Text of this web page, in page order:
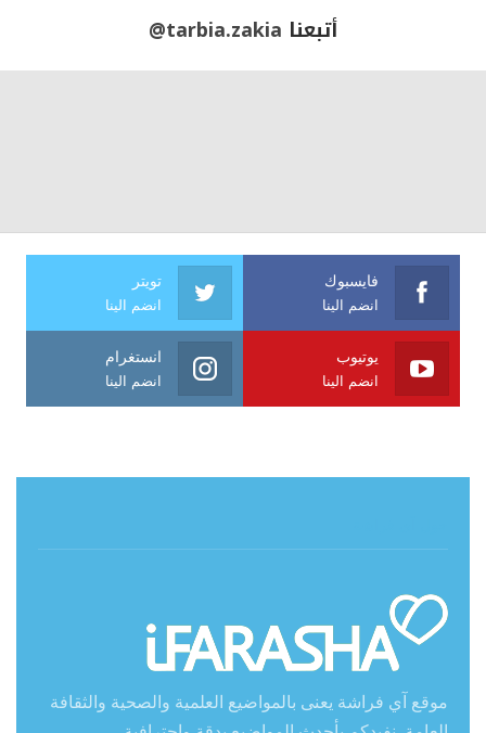
أتبعنا @tarbia.zakia
فايسبوك
انضم الينا
تويتر
انضم الينا
يوتيوب
انضم الينا
انستغرام
انضم الينا
موقع آي فراشة يعنى بالمواضيع العلمية والصحية والثقافة